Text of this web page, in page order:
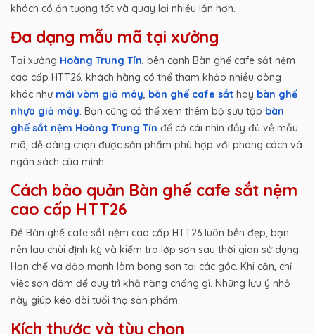
khách có ấn tượng tốt và quay lại nhiều lần hơn.
Đa dạng mẫu mã tại xưởng
Tại xưởng Hoàng Trung Tín , bên cạnh Bàn ghế cafe sắt nệm
cao cấp HTT26, khách hàng có thể tham khảo nhiều dòng
khác như mái vòm giả mây bàn ghế cafe sắt hay bàn ghế
nhựa giả mây . Bạn cũng có thể xem thêm bộ sưu tập bàn
ghế sắt nệm Hoàng Trung Tín để có cái nhìn đầy đủ về mẫu
mã, dễ dàng chọn được sản phẩm phù hợp với phong cách và
ngân sách của mình.
Cách bảo quản Bàn ghế cafe sắt nệm
cao cấp HTT26
Để Bàn ghế cafe sắt nệm cao cấp HTT26 luôn bền đẹp, bạn
nên lau chùi định kỳ và kiểm tra lớp sơn sau thời gian sử dụng.
Hạn chế va đập mạnh làm bong sơn tại các góc. Khi cần, chỉ
việc sơn dặm để duy trì khả năng chống gỉ. Những lưu ý nhỏ
này giúp kéo dài tuổi thọ sản phẩm.
Kích thước và tùy chọn